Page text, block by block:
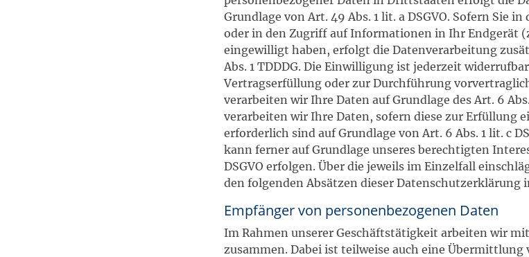
Grundlage von Art. 49 Abs. 1 lit. a DSGVO. Sofern Sie
oder in den Zugriff auf Informationen in Ihr Endgerät
eingewilligt haben, erfolgt die Datenverarbeitung
Abs. 1 TDDDG. Die Einwilligung ist jederzeit
Vertragserfüllung oder zur Durchführung
verarbeiten wir Ihre Daten auf Grundlage des Art. 6
verarbeiten wir Ihre Daten, sofern diese zur Erfüllung
erforderlich sind auf Grundlage von Art. 6 Abs. 1 lit. c
kann ferner auf Grundlage unseres berechtigten
DSGVO erfolgen. Über die jeweils im Einzelfall
den folgenden Absätzen dieser Datenschutzerklärung
Empfänger von personenbezogenen Daten
Im Rahmen unserer Geschäftstätigkeit arbeiten wir
zusammen. Dabei ist teilweise auch eine Übermittlung